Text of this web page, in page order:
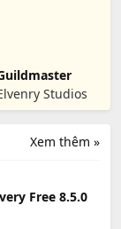
Studios
Xem thêm »
Free 8.5.0